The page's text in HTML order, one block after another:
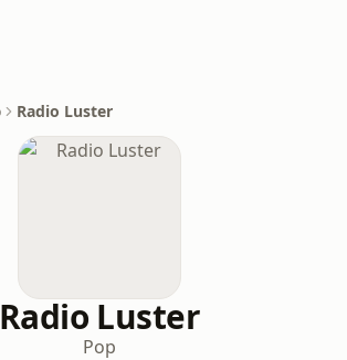
Radio Luster
Radio Luster
Pop